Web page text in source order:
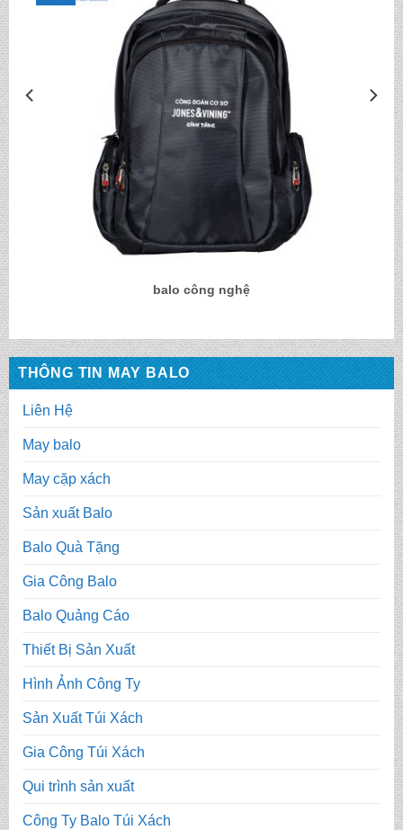
THÔNG TIN MAY BALO
Liên Hệ
May balo
May cặp xách
Sản xuất Balo
Balo Quà Tặng
Gia Công Balo
Balo Quảng Cáo
Thiết Bị Sản Xuất
Hình Ảnh Công Ty
Sản Xuất Túi Xách
Gia Công Túi Xách
Qui trình sản xuất
Công Ty Balo Túi Xách
balo công nghệ